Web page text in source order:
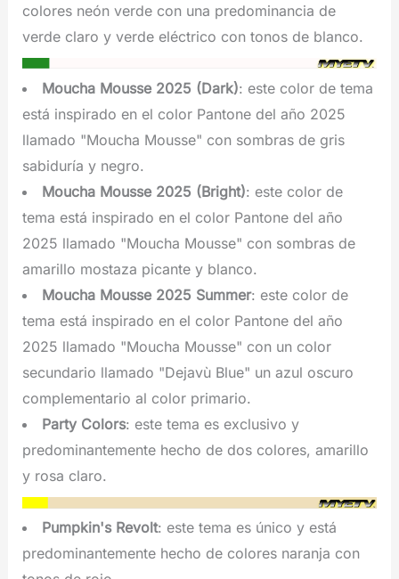
colores neón verde con una predominancia de
verde claro y verde eléctrico con tonos de blanco.
Moucha Mousse 2025 (Dark): este color de tema
está inspirado en el color Pantone del año 2025
llamado "Moucha Mousse" con sombras de gris
sabiduría y negro.
Moucha Mousse 2025 (Bright): este color de
tema está inspirado en el color Pantone del año
2025 llamado "Moucha Mousse" con sombras de
amarillo mostaza picante y blanco.
Moucha Mousse 2025 Summer: este color de
tema está inspirado en el color Pantone del año
2025 llamado "Moucha Mousse" con un color
secundario llamado "Dejavù Blue" un azul oscuro
complementario al color primario.
Party Colors: este tema es exclusivo y
predominantemente hecho de dos colores, amarillo
y rosa claro.
Pumpkin's Revolt: este tema es único y está
predominantemente hecho de colores naranja con